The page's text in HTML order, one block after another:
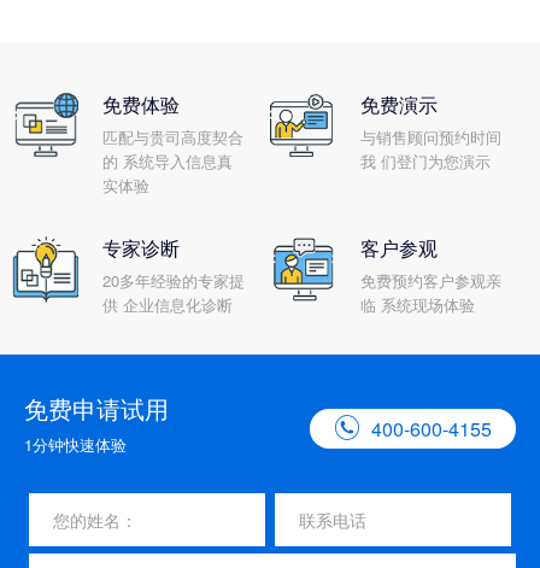
免费体验
匹配与贵司高度契合
的 系统导入信息真
实体验
免费演示
与销售顾问预约时间
我 们登门为您演示
专家诊断
20多年经验的专家提
供 企业信息化诊断
客户参观
免费预约客户参观亲
临 系统现场体验
免费申请试用
1分钟快速体验
 400-600-4155